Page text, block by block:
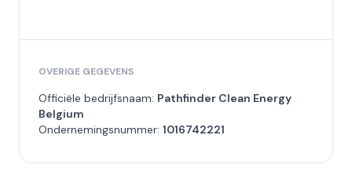
OVERIGE GEGEVENS
Officiële bedrijfsnaam: Pathfinder Clean Energy
Belgium
Ondernemingsnummer: 1016742221